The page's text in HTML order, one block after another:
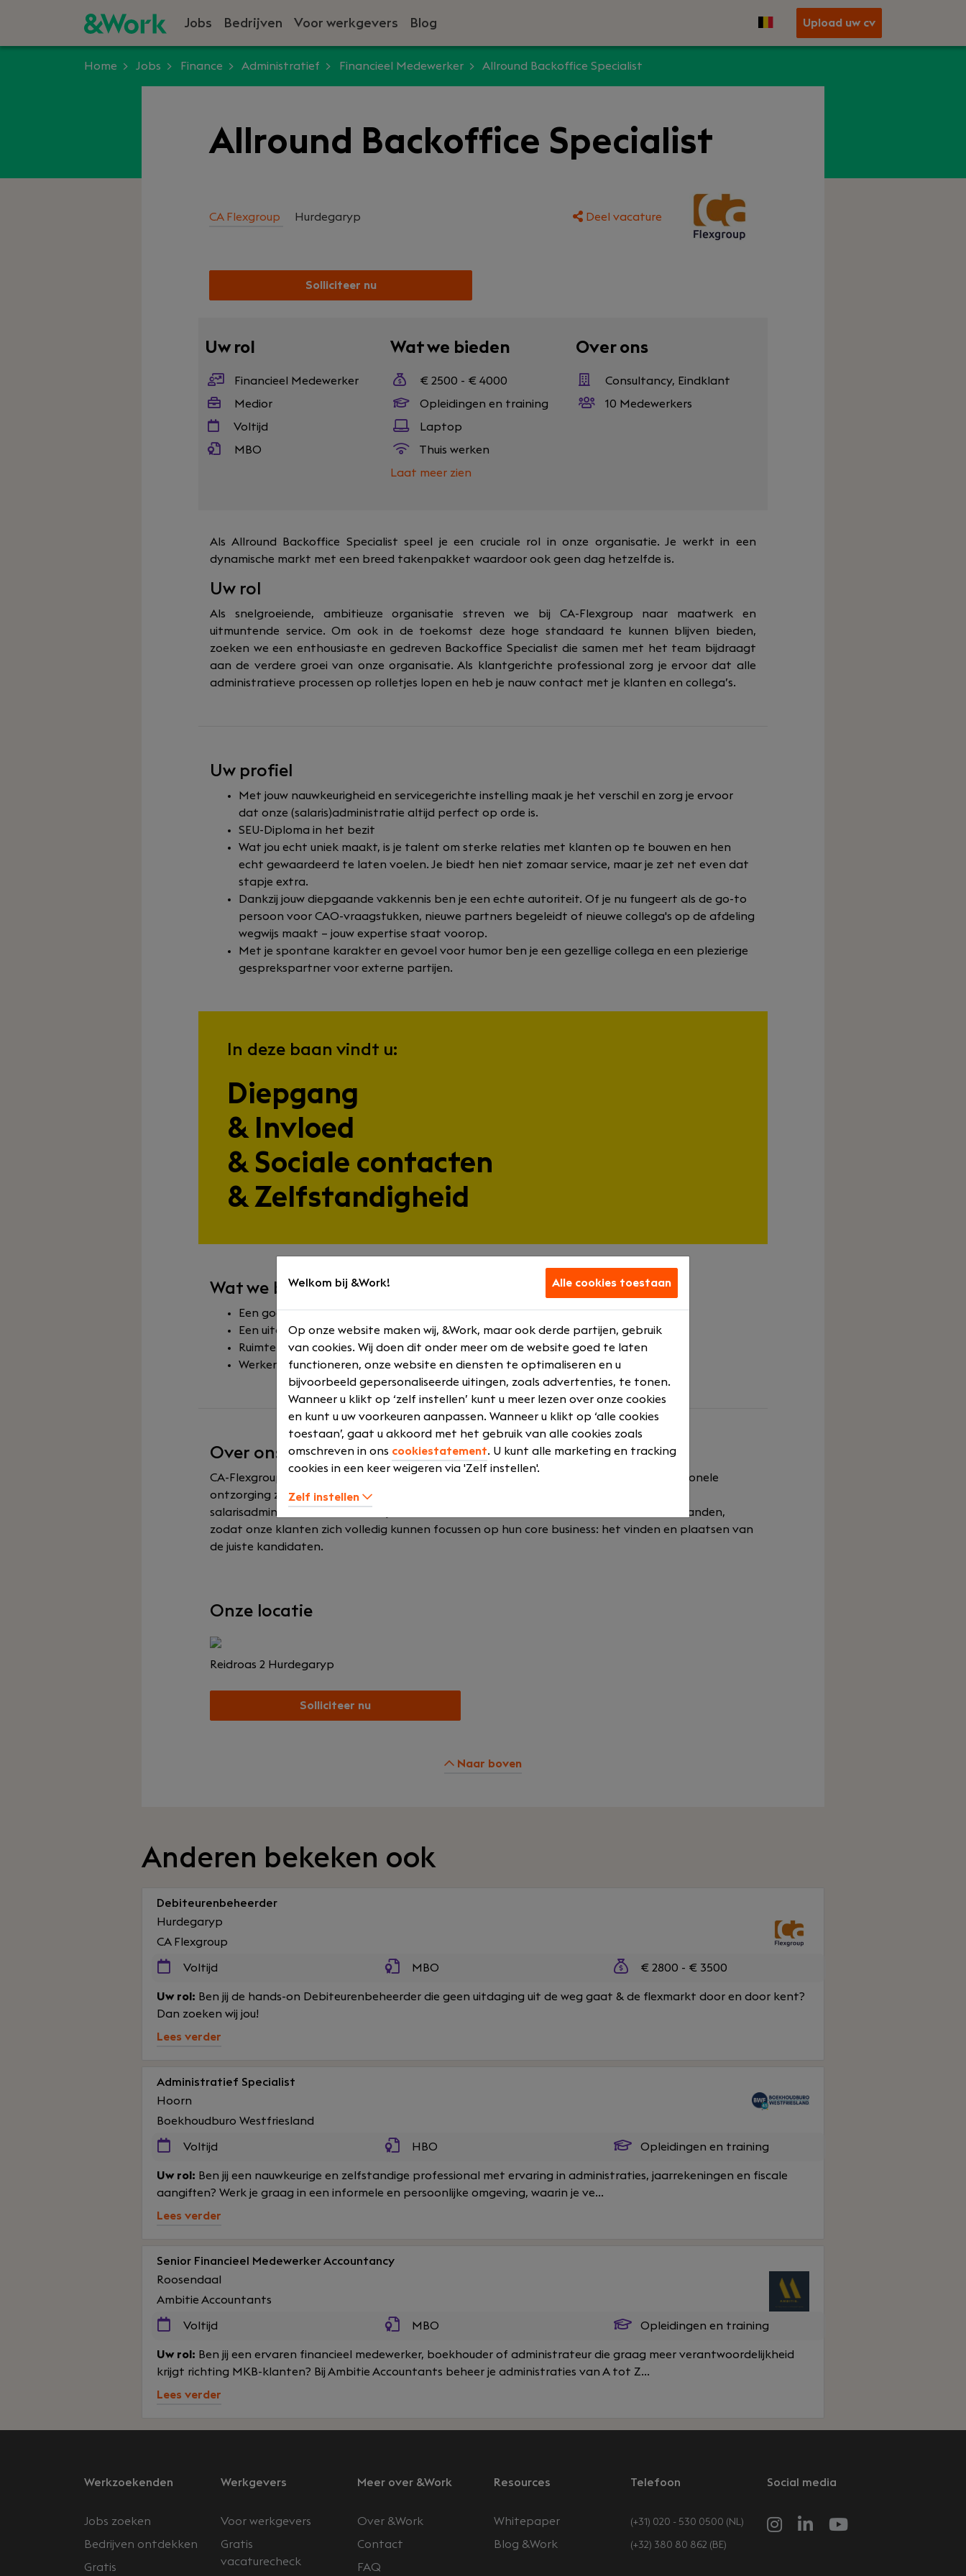
Jobs Bedrijven Voor werkgevers Blog Upload uw cv
Home Jobs Finance Administratief Financieel Medewerker Allround Backoffice Specialist
Allround Backoffice Specialist
CA Flexgroup Hurdegaryp Deel vacature
Solliciteer nu
Uw rol
Financieel Medewerker
Medior
Voltijd
MBO
Wat we bieden
€ 2500 - € 4000
Opleidingen en training
Laptop
Thuis werken
Laat meer zien
Over ons
Consultancy, Eindklant
10 Medewerkers
Als Allround Backoffice Specialist speel je een cruciale rol in onze organisatie. Je werkt in een
dynamische markt met een breed takenpakket waardoor ook geen dag hetzelfde is.
Uw rol
Als snelgroeiende, ambitieuze organisatie streven we bij CA-Flexgroup naar maatwerk en
uitmuntende service. Om ook in de toekomst deze hoge standaard te kunnen blijven bieden,
zoeken we een enthousiaste en gedreven Backoffice Specialist die samen met het team bijdraagt
aan de verdere groei van onze organisatie. Als klantgerichte professional zorg je ervoor dat alle
administratieve processen op rolletjes lopen en heb je nauw contact met je klanten en collega’s.
Uw profiel
Met jouw nauwkeurigheid en servicegerichte instelling maak je het verschil en zorg je ervoor
dat onze (salaris)administratie altijd perfect op orde is.
SEU-Diploma in het bezit
Wat jou echt uniek maakt, is je talent om sterke relaties met klanten op te bouwen en hen
echt gewaardeerd te laten voelen. Je biedt hen niet zomaar service, maar je zet net even dat
stapje extra.
Dankzij jouw diepgaande vakkennis ben je een echte autoriteit. Of je nu fungeert als de go-to
persoon voor CAO-vraagstukken, nieuwe partners begeleidt of nieuwe collega's op de afdeling
wegwijs maakt – jouw expertise staat voorop.
Met je spontane karakter en gevoel voor humor ben je een gezellige collega en een plezierige
gesprekspartner voor externe partijen.
In deze baan vindt u:
Diepgang
& Invloed
& Sociale contacten
& Zelfstandigheid
Wat we bieden
Een goed salaris afhankelijk van ervaring en opleiding tussen de €2500 en €4000;
Een uitdagende en veelzijdige functie binnen een groeiend en dynamisch bedrijf;
Ruimte voor eigen initiatief en mogelijkheden om je verder te ontwikkelen;
Werken in een informele en enthousiast team met korte communicatielijnen.
Over ons
CA-Flexgroup is dé partner voor uitzendbureaus die volledige administratieve en operationele
ontzorging zoeken. Zo ontzorgen wij onze klanten op het gebied van contract- en
salarisadministratie en nemen wij daarnaast het debiteurenbeheer en verzuimrisico uit handen,
zodat onze klanten zich volledig kunnen focussen op hun core business: het vinden en plaatsen van
de juiste kandidaten.
Onze locatie
Reidroas 2 Hurdegaryp
Solliciteer nu
Naar boven
Anderen bekeken ook
Debiteurenbeheerder
Hurdegaryp
CA Flexgroup
Voltijd MBO € 2800 - € 3500
Uw rol: Ben jij de hands-on Debiteurenbeheerder die geen uitdaging uit de weg gaat & de flexmarkt door en door kent?
Dan zoeken wij jou!
Lees verder
Administratief Specialist
Hoorn
Boekhoudburo Westfriesland
Voltijd HBO Opleidingen en training
Uw rol: Ben jij een nauwkeurige en zelfstandige professional met ervaring in administraties, jaarrekeningen en fiscale
aangiften? Werk je graag in een informele en persoonlijke omgeving, waarin je ve...
Lees verder
Senior Financieel Medewerker Accountancy
Roosendaal
Ambitie Accountants
Voltijd MBO Opleidingen en training
Uw rol: Ben jij een ervaren financieel medewerker, boekhouder of administrateur die graag meer verantwoordelijkheid
krijgt richting MKB-klanten? Bij Ambitie Accountants beheer je administraties van A tot Z...
Lees verder
Werkzoekenden
Jobs zoeken
Bedrijven ontdekken
Gratis
Werkgevers
Voor werkgevers
Gratis
vacaturecheck
Meer over &Work
Over &Work
Contact
FAQ
Resources
Whitepaper
Blog &Work
Telefoon
(+31) 020 - 530 0500 (NL)
(+32) 380 80 862 (BE)
Social media
Welkom bij &Work! Alle cookies toestaan
Op onze website maken wij, &Work, maar ook derde partijen, gebruik
van cookies. Wij doen dit onder meer om de website goed te laten
functioneren, onze website en diensten te optimaliseren en u
bijvoorbeeld gepersonaliseerde uitingen, zoals advertenties, te tonen.
Wanneer u klikt op ‘zelf instellen’ kunt u meer lezen over onze cookies
en kunt u uw voorkeuren aanpassen. Wanneer u klikt op ‘alle cookies
toestaan’, gaat u akkoord met het gebruik van alle cookies zoals
omschreven in ons cookiestatement. U kunt alle marketing en tracking
cookies in een keer weigeren via 'Zelf instellen'.
Zelf instellen